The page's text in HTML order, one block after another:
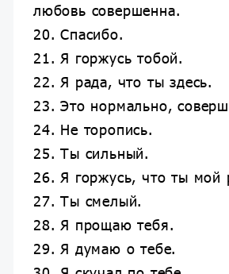
любовь совершенна.
20. Спасибо.
21. Я горжусь тобой.
22. Я рада, что ты здесь.
23. Это нормально,
24. Не торопись.
25. Ты сильный.
26. Я горжусь, что ты мой
27. Ты смелый.
28. Я прощаю тебя.
29. Я думаю о тебе.